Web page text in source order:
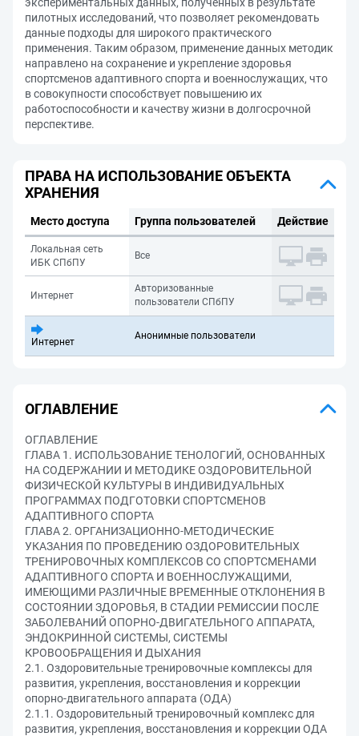
пилотных исследований, что позволяет рекомендовать
данные подходы для широкого практического
применения. Таким образом, применение данных методик
направлено на сохранение и укрепление здоровья
спортсменов адаптивного спорта и военнослужащих, что
в совокупности способствует повышению их
работоспособности и качеству жизни в долгосрочной
перспективе.
ПРАВА НА ИСПОЛЬЗОВАНИЕ ОБЪЕКТА
ХРАНЕНИЯ
Место доступа Группа пользователей Действие
Локальная сеть
ИБК СПбПУ
Все
Интернет
Авторизованные
пользователи СПбПУ
Интернет
Анонимные пользователи
ОГЛАВЛЕНИЕ
ОГЛАВЛЕНИЕ
ГЛАВА 1. ИСПОЛЬЗОВАНИЕ ТЕНОЛОГИЙ, ОСНОВАННЫХ
НА СОДЕРЖАНИИ И МЕТОДИКЕ ОЗДОРОВИТЕЛЬНОЙ
ФИЗИЧЕСКОЙ КУЛЬТУРЫ В ИНДИВИДУАЛЬНЫХ
ПРОГРАММАХ ПОДГОТОВКИ СПОРТСМЕНОВ
АДАПТИВНОГО СПОРТА
ГЛАВА 2. ОРГАНИЗАЦИОННО-МЕТОДИЧЕСКИЕ
УКАЗАНИЯ ПО ПРОВЕДЕНИЮ ОЗДОРОВИТЕЛЬНЫХ
ТРЕНИРОВОЧНЫХ КОМПЛЕКСОВ СО СПОРТСМЕНАМИ
АДАПТИВНОГО СПОРТА И ВОЕННОСЛУЖАЩИМИ,
ИМЕЮЩИМИ РАЗЛИЧНЫЕ ВРЕМЕННЫЕ ОТКЛОНЕНИЯ В
СОСТОЯНИИ ЗДОРОВЬЯ, В СТАДИИ РЕМИССИИ ПОСЛЕ
ЗАБОЛЕВАНИЙ ОПОРНО-ДВИГАТЕЛЬНОГО АППАРАТА,
ЭНДОКРИННОЙ СИСТЕМЫ, СИСТЕМЫ
КРОВООБРАЩЕНИЯ И ДЫХАНИЯ
2.1. Оздоровительные тренировочные комплексы для
развития, укрепления, восстановления и коррекции
опорно-двигательного аппарата (ОДА)
2.1.1. Оздоровительный тренировочный комплекс для
развития, укрепления, восстановления и коррекции ОДА